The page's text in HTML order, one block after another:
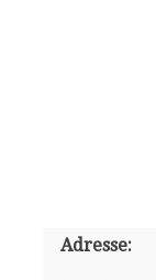
Adresse: